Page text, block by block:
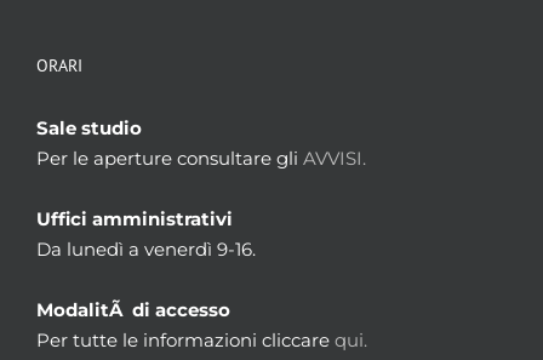
ORARI
Sale studio
Per le aperture consultare gli AVVISI.
Uffici amministrativi
Da lunedì a venerdì 9-16.
ModalitÃ di accesso
Per tutte le informazioni cliccare qui.